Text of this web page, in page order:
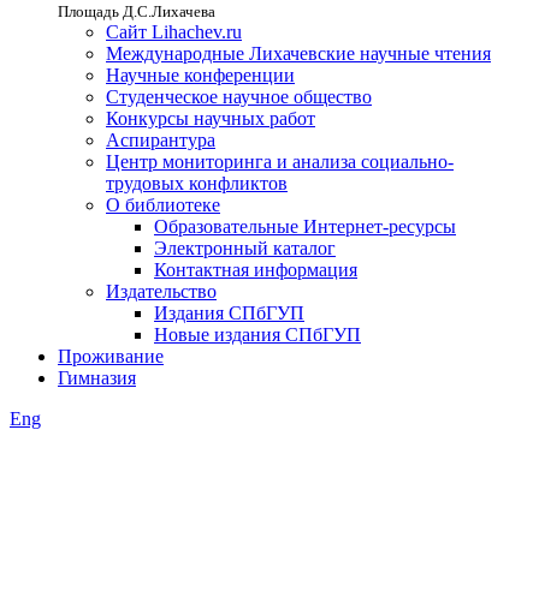
Площадь Д.С.Лихачева
Сайт Lihachev.ru
Международные Лихачевские научные чтения
Научные конференции
Студенческое научное общество
Конкурсы научных работ
Аспирантура
Центр мониторинга и анализа социально-
трудовых конфликтов
О библиотеке
Образовательные Интернет-ресурсы
Электронный каталог
Контактная информация
Издательство
Издания СПбГУП
Новые издания СПбГУП
Проживание
Гимназия
Eng